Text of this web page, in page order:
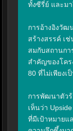
ทั้งซีรี่ย์ และม
การอ้างอิงวัฒ
สร้างสรรค์ เ
สมกับสถานกา
สำคัญของโคร
80 ที่ไม่เพียง
การพัฒนาตัว
เห็นว่า
ที่มีเป้าหมายแ